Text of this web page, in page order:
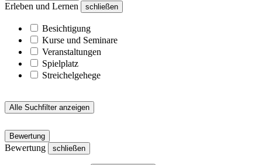
Erleben und Lernen schließen
Besichtigung
Kurse und Seminare
Veranstaltungen
Spielplatz
Streichelgehege
Alle Suchfilter anzeigen
Bewertung
Bewertung schließen